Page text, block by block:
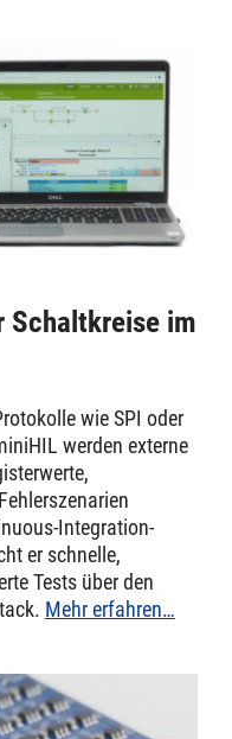
im
wie SPI oder
werden externe
Integration-
er schnelle,
Tests über den
Mehr erfahren…